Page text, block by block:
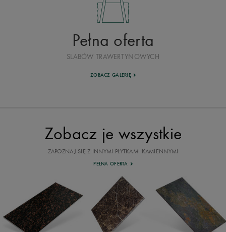
Pełna oferta
SLABÓW TRAWERTYNOWYCH
ZOBACZ GALERIĘ
Zobacz je wszystkie
ZAPOZNAJ SIĘ Z INNYMI PŁYTKAMI KAMIENNYMI
PEŁNA OFERTA